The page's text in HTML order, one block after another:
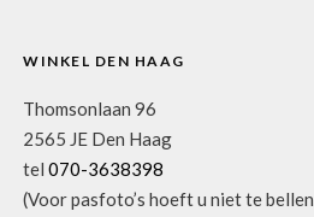
WINKEL DEN HAAG
Thomsonlaan 96
2565 JE Den Haag
tel 070-3638398
(Voor pasfoto’s hoeft u niet te bellen.